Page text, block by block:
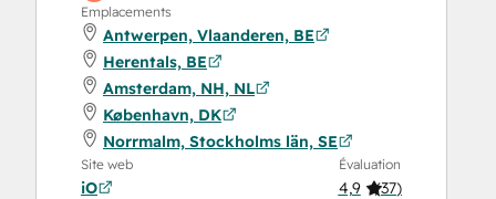
Emplacements
Antwerpen, Vlaanderen, BE
Herentals, BE
Amsterdam, NH, NL
København, DK
Norrmalm, Stockholms län, SE
Site web
iO
Évaluation
4,9 (37)